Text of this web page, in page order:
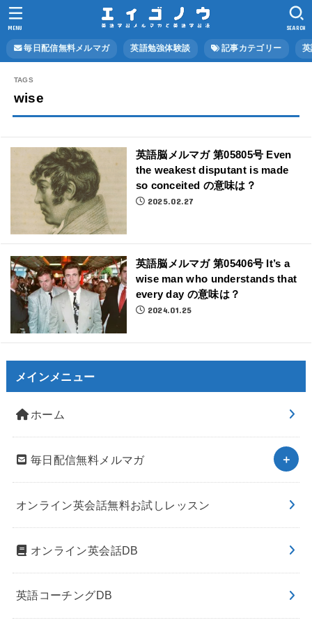
毎日配信無料メルマガ 英語勉強体験談 記事カテゴリー
SEARCH
MENU
wise
英語脳メルマガ 第05805号 Even
the weakest disputant is made
so conceited の意味は？
2025.02.27
英語脳メルマガ 第05406号 It’s a
wise man who understands that
every day の意味は？
2024.01.25
メインメニュー
ホーム
毎日配信無料メルマガ
オンライン英会話無料お試しレッスン
オンライン英会話DB
英語コーチングDB